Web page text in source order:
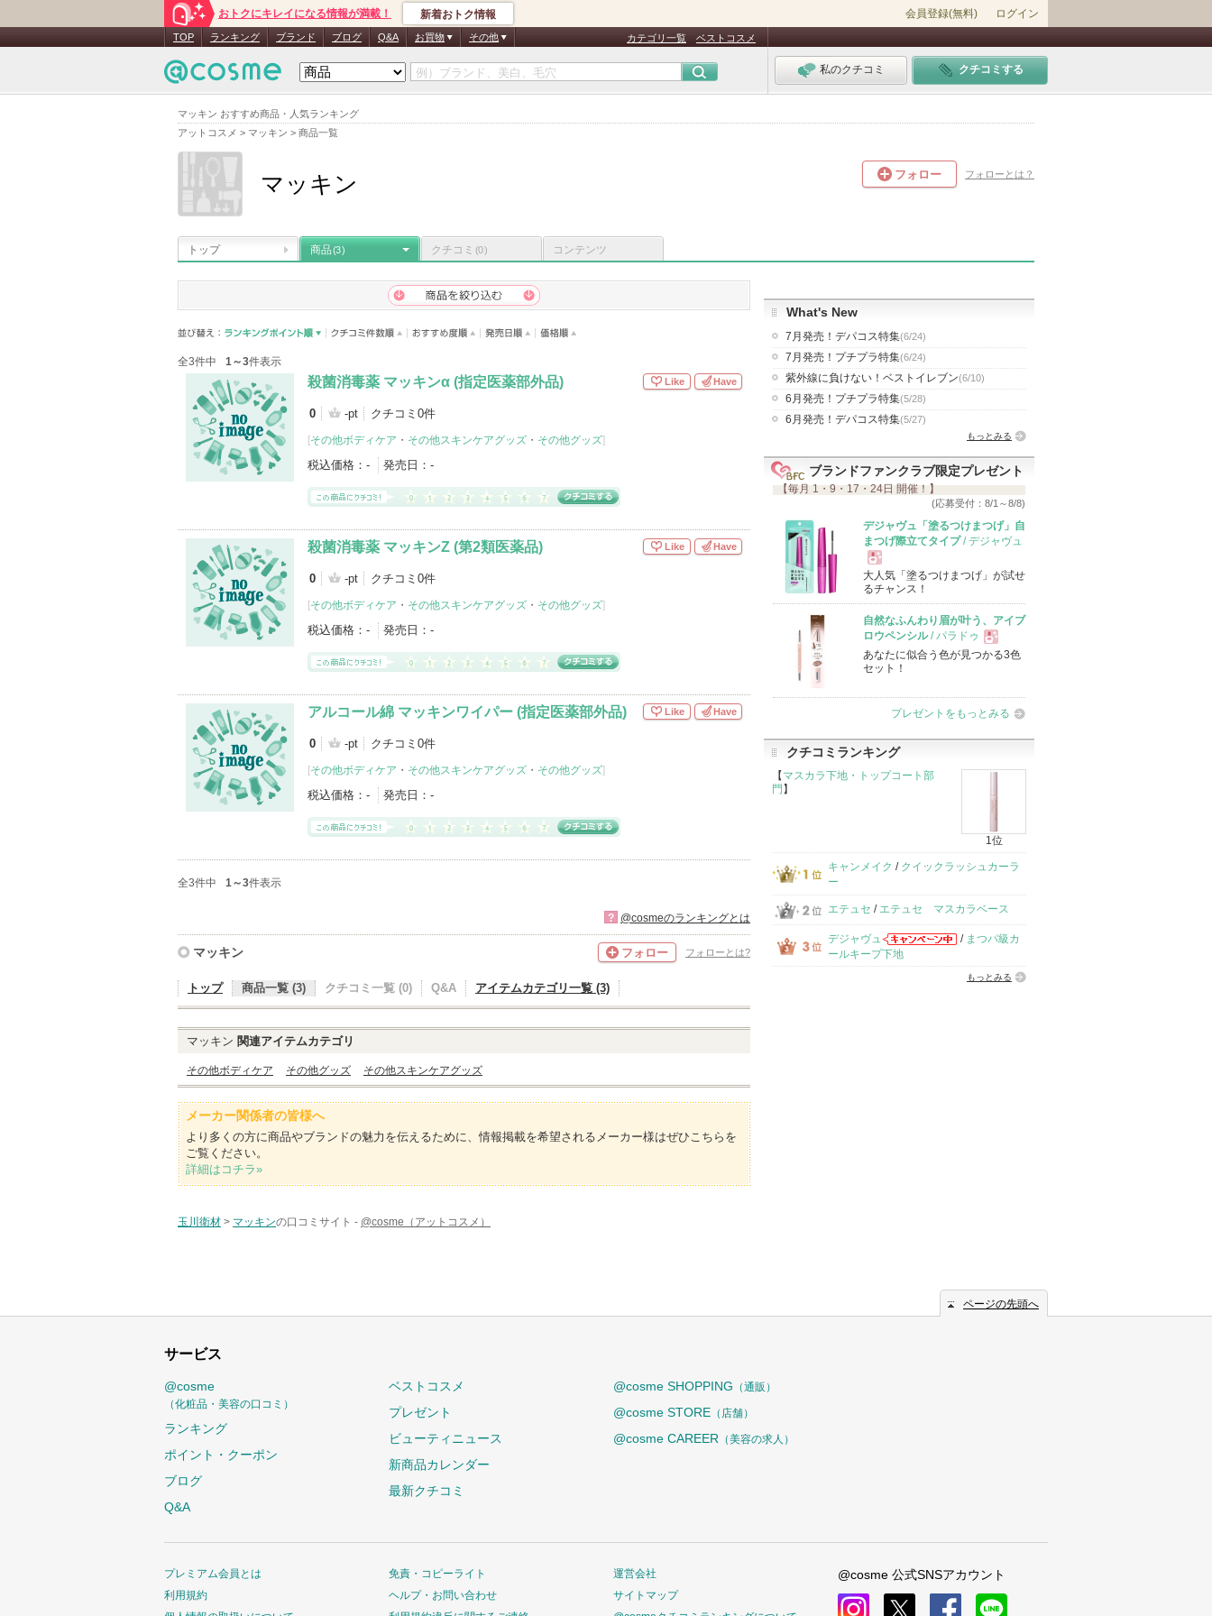
マッキン おすすめ商品・人気ランキング
アットコスメ > マッキン > 商品一覧
おトクにキレイになる情報が満載！ 新着おトク情報 会員登録(無料) ログイン
TOP ランキング ブランド ブログ Q&A お買物 その他 カテゴリ一覧 ベストコスメ
私のクチコミ クチコミする
マッキン フォロー フォローとは？
トップ 商品(3) クチコミ (0) コンテンツ
全3件中 1～3件表示
殺菌消毒薬 マッキンα (指定医薬部外品)
0 -pt クチコミ0件
[その他ボディケア ・ その他スキンケアグッズ ・ その他グッズ]
税込価格： - 発売日： -
Like Have
殺菌消毒薬 マッキンZ (第2類医薬品)
0 -pt クチコミ0件
[その他ボディケア ・ その他スキンケアグッズ ・ その他グッズ]
税込価格： - 発売日： -
Like Have
アルコール綿 マッキンワイパー (指定医薬部外品)
0 -pt クチコミ0件
[その他ボディケア ・ その他スキンケアグッズ ・ その他グッズ]
税込価格： - 発売日： -
Like Have
全3件中 1～3件表示
? @cosmeのランキングとは
マッキン フォロー フォローとは?
トップ 商品一覧 (3) クチコミ一覧 (0) Q&A アイテムカテゴリ一覧 (3)
マッキン 関連アイテムカテゴリ
その他ボディケア その他グッズ その他スキンケアグッズ
メーカー関係者の皆様へ
より多くの方に商品やブランドの魅力を伝えるために、情報掲載を希望されるメーカー様はぜひこちらを
ご覧ください。
詳細はコチラ»
玉川衛材 > マッキンの口コミサイト - @cosme（アットコスメ）
What's New
7月発売！デパコス特集(6/24)
7月発売！プチプラ特集(6/24)
紫外線に負けない！ベストイレブン(6/10)
6月発売！プチプラ特集(5/28)
6月発売！デパコス特集(5/27)
もっとみる
ブランドファンクラブ限定プレゼント
【毎月 1・9・17・24日 開催！】
(応募受付：8/1～8/8)
デジャヴュ「塗るつけまつげ」自
まつげ際立てタイプ/ デジャヴュ
現
品
大人気「塗るつけまつげ」が試せ
るチャンス！
自然なふんわり眉が叶う、アイブ
ロウペンシル/ パラドゥ
現
品
あなたに似合う色が見つかる3色
セット！
プレゼントをもっとみる
クチコミランキング
【 マスカラ下地・トップコート部
門 】
1位
キャンメイク / クイックラッシュカーラ
ー
エテュセ / エテュセ マスカラベース
デジャヴュ / まつパ級カ
ールキープ下地
もっとみる
ページの先頭へ
サービス
@cosme
（化粧品・美容の口コミ）
ランキング
ポイント・クーポン
ブログ
Q&A
ベストコスメ
プレゼント
ビューティニュース
新商品カレンダー
最新クチコミ
@cosme SHOPPING （通販）
@cosme STORE （店舗）
@cosme CAREER （美容の求人）
プレミアム会員とは
利用規約
免責・コピーライト
ヘルプ・お問い合わせ
運営会社
サイトマップ
@cosme 公式SNSアカウント